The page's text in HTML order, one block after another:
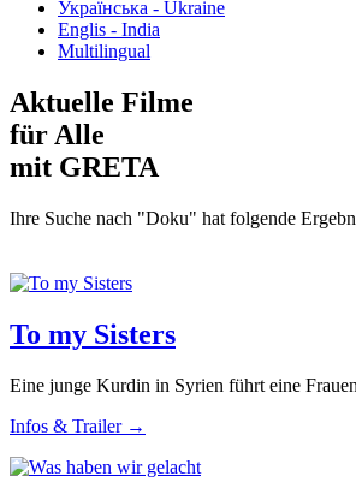
Українська - Ukraine
Englis - India
Multilingual
Aktuelle Filme
für Alle
mit GRETA
Ihre Suche nach "Doku" hat folgende
To my Sisters
Eine junge Kurdin in Syrien führt eine
Infos & Trailer →